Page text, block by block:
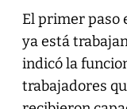
El primer paso
ya está
indicó la
trabajadores